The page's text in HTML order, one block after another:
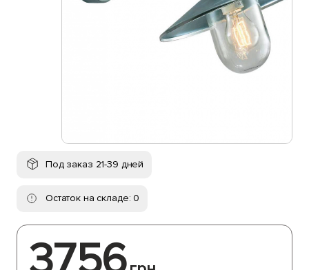
Под заказ 21-39 дней
Остаток на складе: 0